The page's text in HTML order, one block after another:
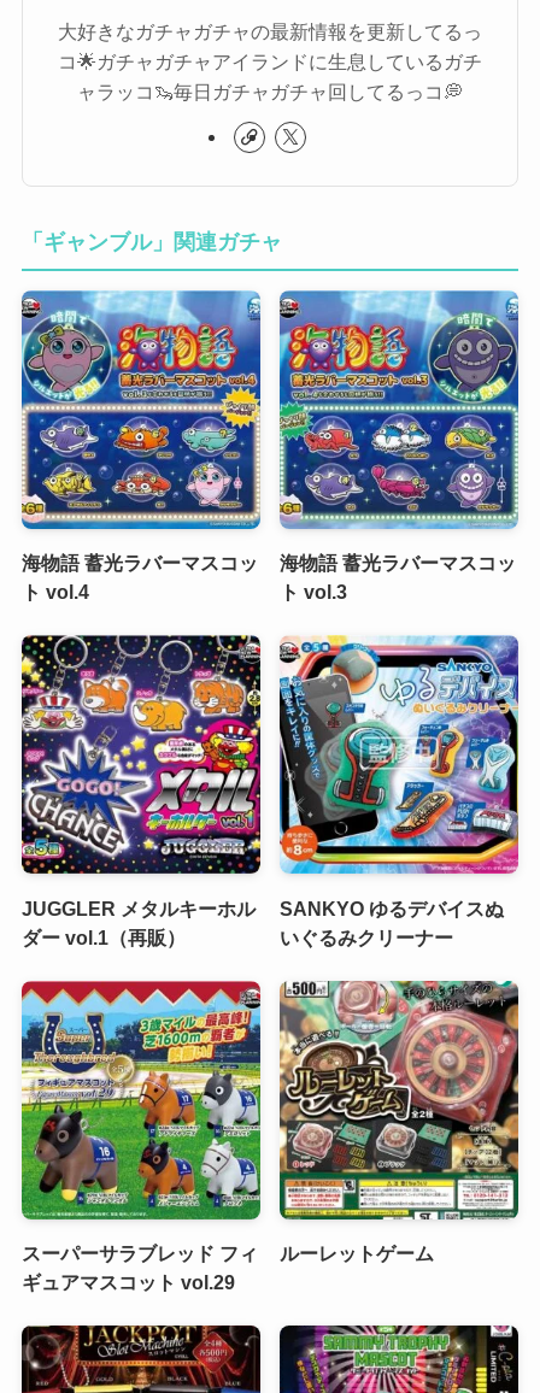
大好きなガチャガチャの最新情報を更新してるっ
コ🌟ガチャガチャアイランドに生息しているガチ
ャラッコ🦦毎日ガチャガチャ回してるっコ💭
「ギャンブル」関連ガチャ
海物語 蓄光ラバーマスコッ
ト vol.4
海物語 蓄光ラバーマスコッ
ト vol.3
JUGGLER メタルキーホル
ダー vol.1（再販）
SANKYO ゆるデバイスぬ
いぐるみクリーナー
スーパーサラブレッド フィ
ギュアマスコット vol.29
ルーレットゲーム